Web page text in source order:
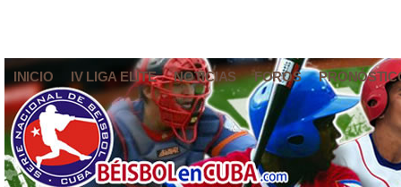
INICIO IV LIGA ELITE NOTICIAS FOROS